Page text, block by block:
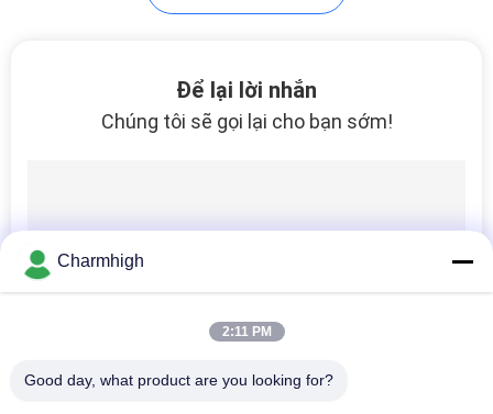
Để lại lời nhắn
Chúng tôi sẽ gọi lại cho bạn sớm!
Charmhigh
2:11 PM
Good day, what product are you looking for?